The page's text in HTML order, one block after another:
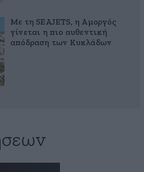
Με τη SEAJETS, η Αμοργός
γίνεται η πιο αυθεντική
απόδραση των Κυκλάδων